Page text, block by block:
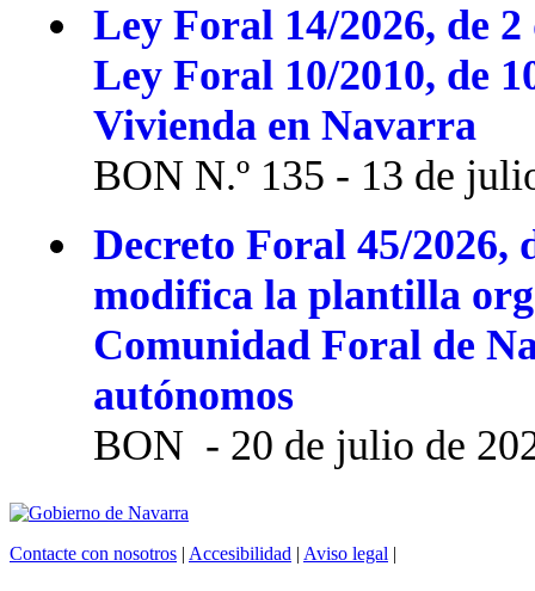
Ley Foral 14/2026, de
Ley Foral 10/2010, de
Vivienda en Navarra
BON N.º 135 - 13 de
Decreto Foral 45/2026,
modifica la plantilla
Comunidad Foral de
autónomos
BON - 20 de julio de
Contacte con nosotros | Accesibilidad | Aviso legal |